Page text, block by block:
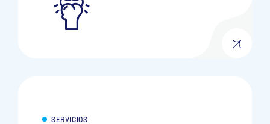
SERVICIOS